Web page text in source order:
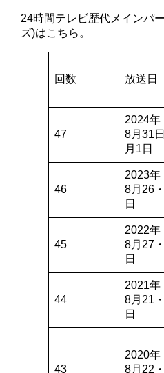
24時間テレビ歴代メインパ
ズ)はこちら。
回数 放送日
47
2024年
8月31
月1日
46
2023年
8月26
日
45
2022年
8月27
日
44
2021年
8月21
日
43
2020年
8月22